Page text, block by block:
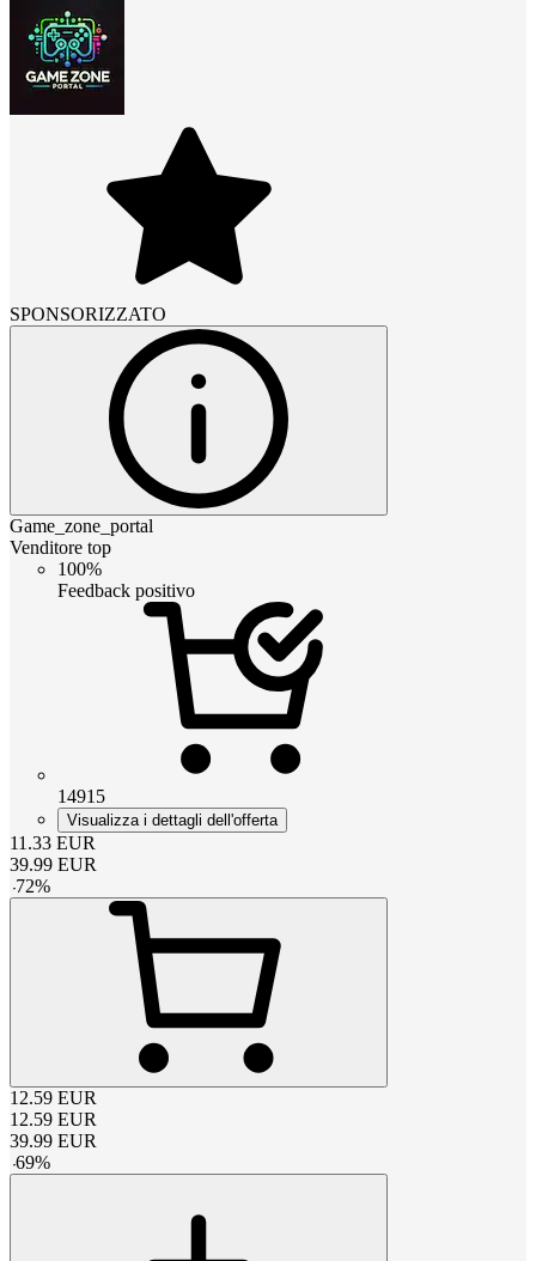
SPONSORIZZATO
Game_zone_portal
Venditore top
100%
Feedback positivo
14915
Visualizza i dettagli dell'offerta
11.33 EUR
39.99 EUR
-72%
12.59 EUR
12.59 EUR
39.99 EUR
-69%